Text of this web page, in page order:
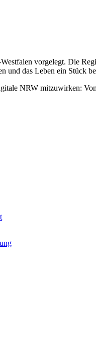
vorgelegt. Die
und das Leben ein Stück
NRW mitzuwirken: